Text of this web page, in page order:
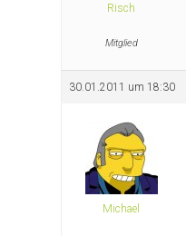
Risch
Mitglied
30.01.2011 um 18:30
Michael